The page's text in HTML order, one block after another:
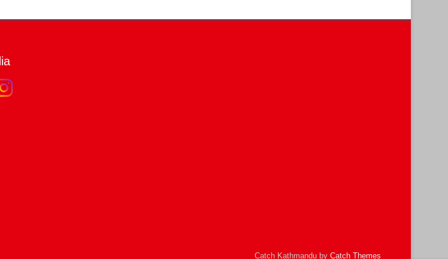
Catch Kathmandu by Catch Themes